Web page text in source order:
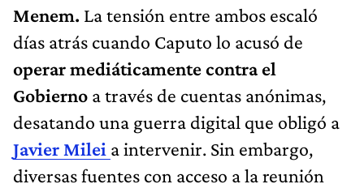
Menem. La tensión entre ambos escaló
días atrás cuando Caputo lo acusó de
operar mediáticamente contra el
Gobierno a través de cuentas anónimas,
desatando una guerra digital que obligó a
Javier Milei a intervenir. Sin embargo,
diversas fuentes con acceso a la reunión